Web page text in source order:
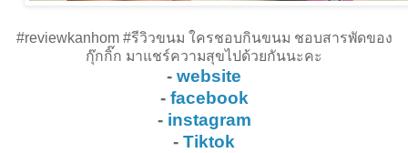
#reviewkanhom #รีวิวขนม ใครชอบกินขนม ชอบสารพัดของ
กุ๊กกิ๊ก มาแชร์ความสุขไปด้วยกันนะคะ
- website
- facebook
- instagram
- Tiktok